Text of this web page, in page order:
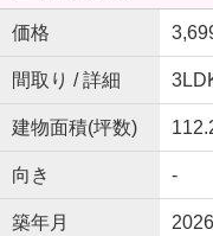
価格
間取り / 詳細
建物面積(坪数)
向き -
築年月